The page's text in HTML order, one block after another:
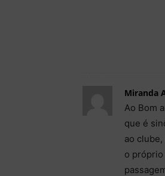
Miranda
Ao Bom
que é
ao
o próprio